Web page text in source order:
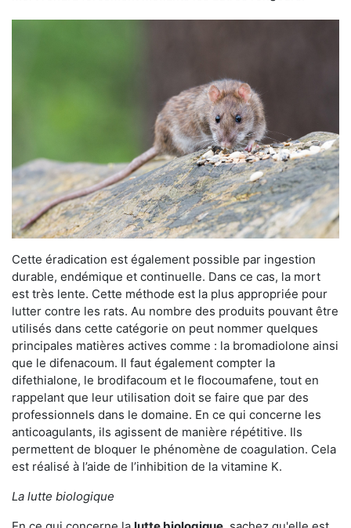
Cette éradication est également possible par ingestion
durable, endémique et continuelle. Dans ce cas, la mort
est très lente. Cette méthode est la plus appropriée pour
lutter contre les rats. Au nombre des produits pouvant être
utilisés dans cette catégorie on peut nommer quelques
principales matières actives comme : la bromadiolone ainsi
que le difenacoum. Il faut également compter la
difethialone, le brodifacoum et le flocoumafene, tout en
rappelant que leur utilisation doit se faire que par des
professionnels dans le domaine. En ce qui concerne les
anticoagulants, ils agissent de manière répétitive. Ils
permettent de bloquer le phénomène de coagulation. Cela
est réalisé à l’aide de l’inhibition de la vitamine K.
La lutte biologique